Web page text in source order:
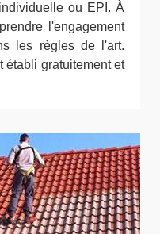
ou EPI. À
l'engagement
les règles de l'art.
établi gratuitement et